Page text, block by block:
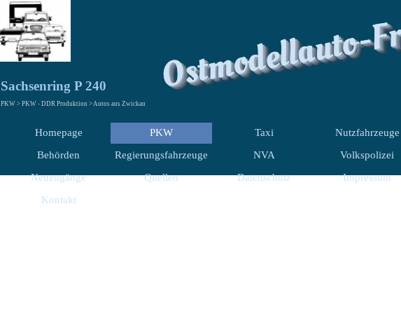
Ostmodellauto-
Sachsenring P 240
PKW > PKW - DDR Produktion > Autos aus Zwickau
Homepage PKW Taxi
Nutzfahrzeuge
Behörden
Regierungsfahrzeuge NVA
Volkspolizei
Neuzugänge
Quellen Datenschutz
Impressum
Kontakt